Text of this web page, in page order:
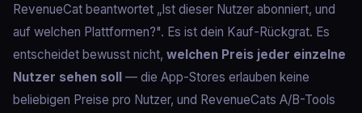
RevenueCat beantwortet „Ist dieser Nutzer abonniert, und
auf welchen Plattformen?". Es ist dein Kauf-Rückgrat. Es
entscheidet bewusst nicht, welchen Preis jeder einzelne
Nutzer sehen soll — die App-Stores erlauben keine
beliebigen Preise pro Nutzer, und RevenueCats A/B-Tools